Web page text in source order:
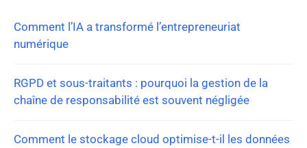
Comment l’IA a transformé l’entrepreneuriat
numérique
RGPD et sous-traitants : pourquoi la gestion de la
chaîne de responsabilité est souvent négligée
Comment le stockage cloud optimise-t-il les données